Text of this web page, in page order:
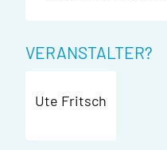
VERANSTALTER?
Ute Fritsch